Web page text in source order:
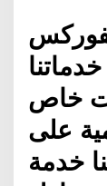
نقدم خدماتنا
خاص
على
خدمة